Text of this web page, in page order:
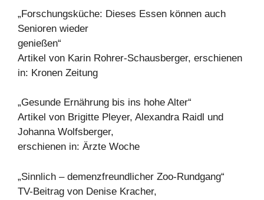
„Forschungsküche: Dieses Essen können auch
Senioren wieder
genießen“
Artikel von Karin Rohrer-Schausberger, erschienen
in: Kronen Zeitung
„Gesunde Ernährung bis ins hohe Alter“
Artikel von Brigitte Pleyer, Alexandra Raidl und
Johanna Wolfsberger,
erschienen in: Ärzte Woche
„Sinnlich – demenzfreundlicher Zoo-Rundgang“
TV-Beitrag von Denise Kracher,